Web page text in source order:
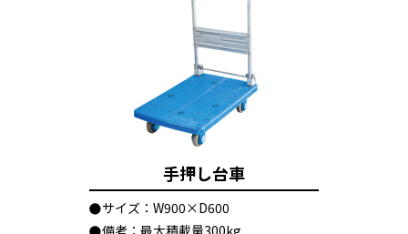
手押し台車
サイズ：W900×D600
備考：最大積載量300kg